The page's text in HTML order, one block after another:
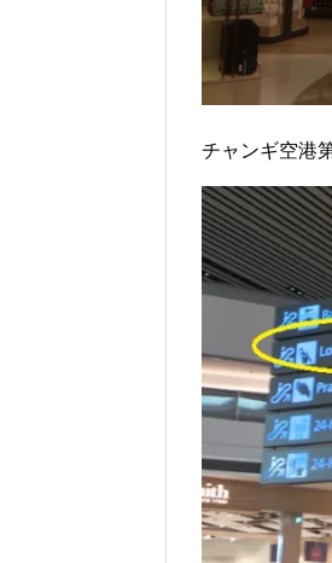
チャンギ空港